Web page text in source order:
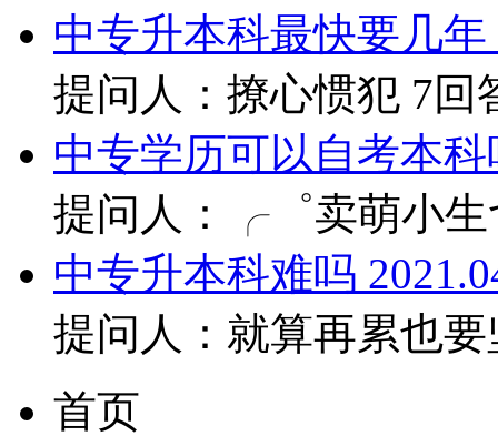
中专升本科最快要几
提问人：撩心惯犯 7回
中专学历可以自考本
提问人：╭゜卖萌小生
中专升本科难吗
提问人：就算再累也要
首页